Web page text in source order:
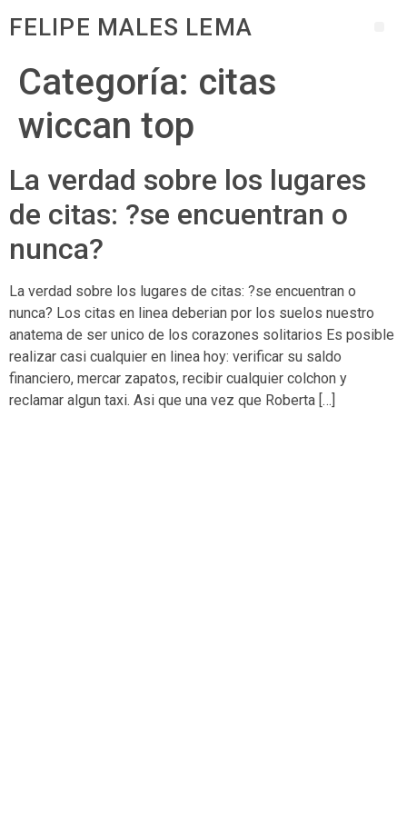
FELIPE MALES LEMA
Categoría: citas
wiccan top
La verdad sobre los lugares
de citas: ?se encuentran o
nunca?
La verdad sobre los lugares de citas: ?se encuentran o
nunca? Los citas en linea deberian por los suelos nuestro
anatema de ser unico de los corazones solitarios Es posible
realizar casi cualquier en linea hoy: verificar su saldo
financiero, mercar zapatos, recibir cualquier colchon y
reclamar algun taxi. Asi que una vez que Roberta […]